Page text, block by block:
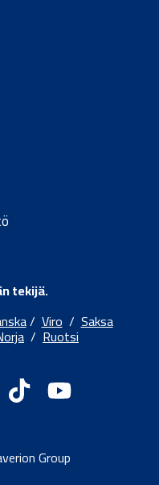
tekijä.
/Viro/Saksa
/ Ruotsi
Group